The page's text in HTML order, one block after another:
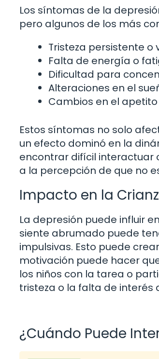
Los síntomas de la
pero algunos de los más
Tristeza persistente o
Falta de energía o
Dificultad para
Alteraciones en el
Cambios en el apetito
Estos síntomas no solo
un efecto dominó en la
encontrar difícil interactuar
a la percepción de que no
Impacto en la
La depresión puede influir
siente abrumado puede
impulsivas. Esto puede
motivación puede hacer
los niños con la tarea o
tristeza o la falta de interés
¿Cuándo Puede